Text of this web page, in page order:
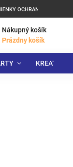
OCHRANY
Nákupný košík
Prázdny košík